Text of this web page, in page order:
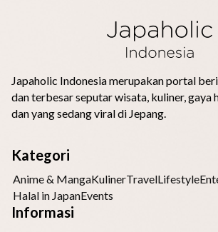
Japaholic Indonesia merupakan portal
dan terbesar seputar wisata, kuliner, gaya
dan yang sedang viral di Jepang.
Kategori
Anime & MangaKulinerTravelLifestyle
Halal in JapanEvents
Informasi